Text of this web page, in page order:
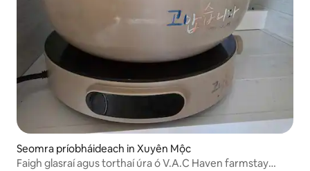
Seomra príobháideach in Xuyên Mộc
Faigh glasraí agus torthaí úra ó V.A.C Haven farmstay